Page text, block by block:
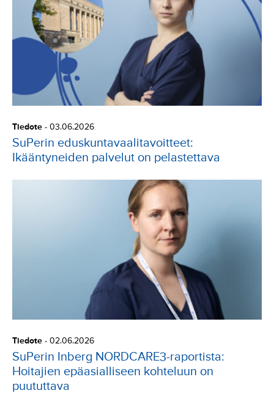
Tiedote - 03.06.2026
SuPerin eduskuntavaalitavoitteet:
Ikääntyneiden palvelut on pelastettava
Tiedote - 02.06.2026
SuPerin Inberg NORDCARE3-raportista:
Hoitajien epäasialliseen kohteluun on
puututtava